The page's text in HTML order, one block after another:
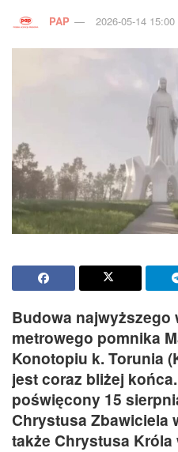
PAP 2026-05-14 15:00
Budowa najwyższego
metrowego pomnika
Konotopiu k. Torunia
jest coraz bliżej
poświęcony 15
Chrystusa Zbawiciela
także Chrystusa Króla